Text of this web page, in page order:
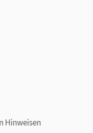
Hinweisen